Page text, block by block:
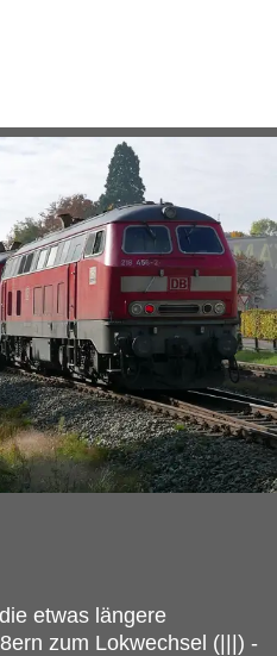
etwas längere
zum Lokwechsel (|||) -